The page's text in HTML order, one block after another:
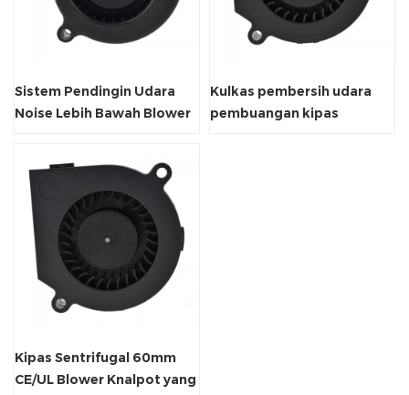
Sistem Pendingin Udara
Noise Lebih Bawah Blower
Kulkas pembersih udara
pembuangan kipas
Kipas Sentrifugal 60mm
CE/UL Blower Knalpot yang